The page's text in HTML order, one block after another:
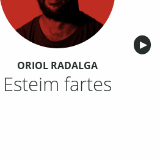
▶︎
ORIOL RADALGA
Esteim fartes